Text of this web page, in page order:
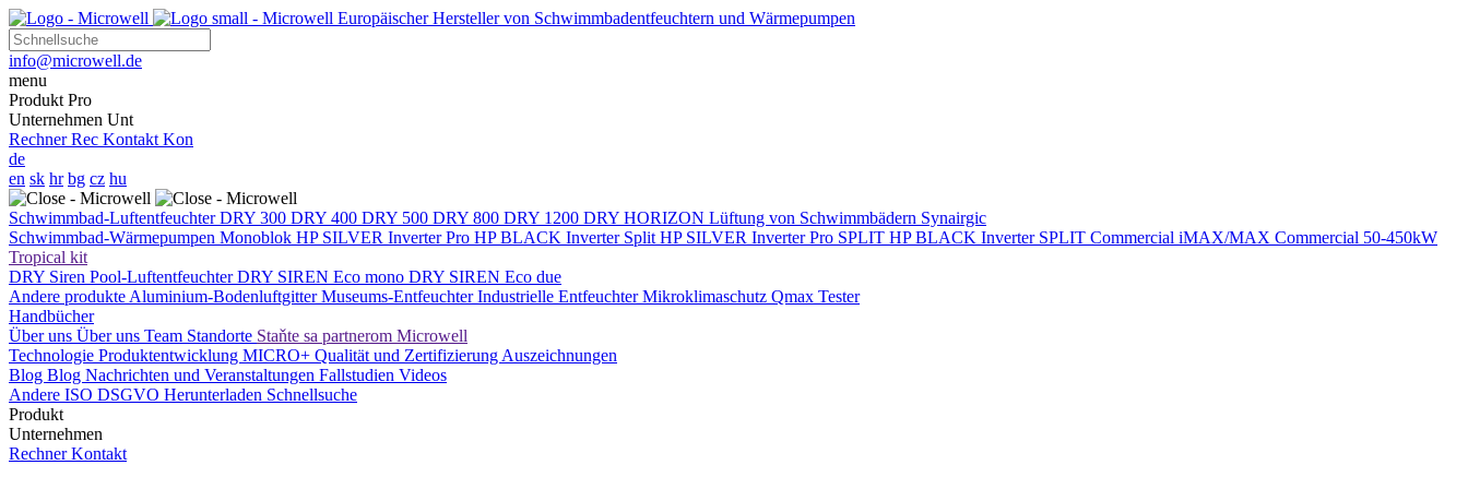
Europäischer Hersteller von Schwimmbadentfeuchtern und Wärmepumpen
info@microwell.de
menu
Produkt Pro
Unternehmen Unt
Rechner Rec Kontakt Kon
de
en sk hr bg cz hu
Schwimmbad-LuftentfeuchterDRY 300 DRY 400 DRY 500 DRY 800 DRY 1200 DRY HORIZON Lüftung von Schwimmbädern Synairgic
Schwimmbad-Wärmepumpen Monoblok HP SILVER Inverter Pro HP BLACK Inverter Split HP SILVER Inverter Pro SPLIT HP BLACK Inverter SPLIT Commercial iMAX/MAX Commercial 50-450kW
Tropical kit
DRY Siren Pool-LuftentfeuchterDRY SIREN Eco mono DRY SIREN Eco due
Andere produkte Aluminium-BodenluftgitterMuseums-EntfeuchterIndustrielle EntfeuchterMikroklimaschutz Qmax Tester
Handbücher
Über uns Über uns Team Standorte Staňte sa partnerom Microwell
Technologie Produktentwicklung MICRO+ Qualität und Zertifizierung Auszeichnungen
Blog Blog Nachrichten und Veranstaltungen Fallstudien Videos
Andere ISO DSGVO Herunterladen Schnellsuche
Produkt
Unternehmen
Rechner Kontakt